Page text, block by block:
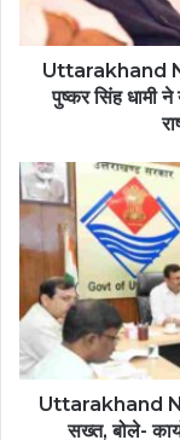
Uttarakhand
पुष्कर सिंह धामी
Uttarakhand
सख्त, बोले-